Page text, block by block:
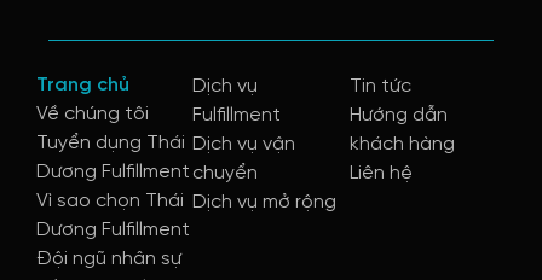
Trang chủ
Về chúng tôi
Tuyển dụng Thái
Dương Fulfillment
Vì sao chọn Thái
Dương Fulfillment
Đội ngũ nhân sự
Dịch vụ
Fulfillment
Dịch vụ vận
chuyển
Dịch vụ mở rộng
Tin tức
Hướng dẫn
khách hàng
Liên hệ